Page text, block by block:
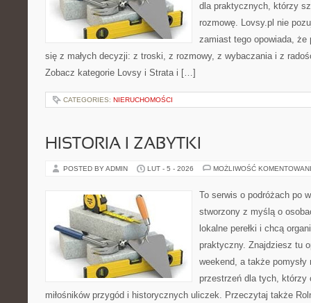
dla praktycznych, którzy
rozmowę. Lovsy.pl nie
zamiast tego opowiada, że
się z małych decyzji: z troski, z rozmowy, z wybaczania i z
Zobacz kategorie Lovsy i Strata i […]
CATEGORIES: NIERUCHOMOŚCI
HISTORIA I ZABYTKI
POSTED BY ADMIN LUT - 5 - 2026 MOŻLIWOŚĆ
To serwis o podróżach po
stworzony z myślą o
lokalne perełki i chcą
praktyczny. Znajdziesz tu
weekend, a także
przestrzeń dla tych, którzy
miłośników przygód i historycznych uliczek. Przeczytaj także